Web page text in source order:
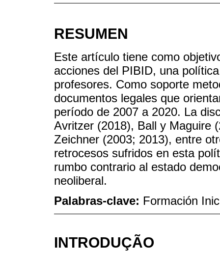
RESUMEN
Este artículo tiene como
acciones del PIBID, una
profesores. Como soporte
documentos legales que
período de 2007 a 2020. La
Avritzer (2018), Ball y Maguire
Zeichner (2003; 2013), entre
retrocesos sufridos en esta
rumbo contrario al estado
neoliberal.
Palabras-clave: Formación
INTRODUÇÃO